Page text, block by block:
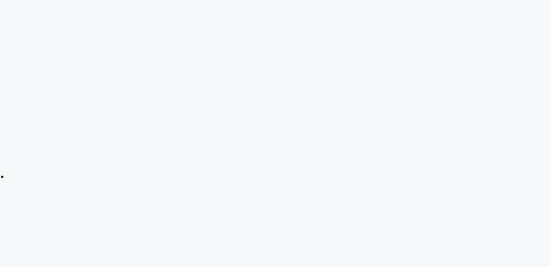
قبل تأكيد التحويل حتى تعرف بالضبط ما ستدفعه. تعني رسومنا المنخفضة المزيد من التوفير لك.